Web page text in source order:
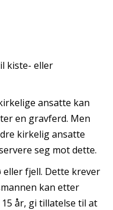
kiste- eller
ansatte kan
en gravferd. Men
kirkelig ansatte
seg mot dette.
eller fjell. Dette krever
kan etter
år, gi tillatelse til at